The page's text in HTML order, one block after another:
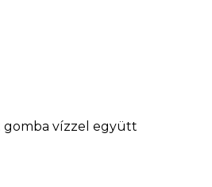
gomba vízzel együtt